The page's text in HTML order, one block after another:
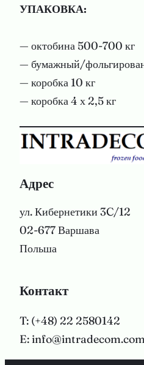
УПАКОВКА:
— октобина 500-700 кг
— бумажный/
— коробка 10 кг
— коробка 4 х 2,5 кг
Адрес
ул. Кибернетики 3C/12
02-677 Варшава
Польша
Контакт
T: (+48) 22 2580142
E: info@intradecom.com